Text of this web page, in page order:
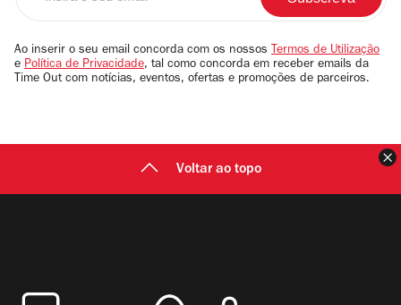
email
Ao inserir o seu email concorda com os nossos Termos de Utilização
e Política de Privacidade, tal como concorda em receber emails da
Time Out com notícias, eventos, ofertas e promoções de parceiros.
Voltar ao topo